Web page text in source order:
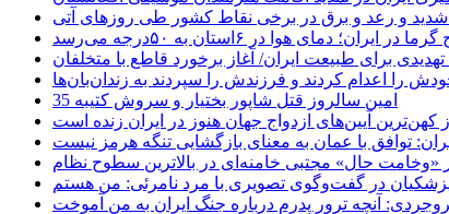
شدید و رعد و برق در برخی نقاط کشور طی روزهای آتی
ایران؛ دمای هوا در ۶استان به ۵۰درجه می‌رسد
برای طبیعت ایران/ آغاز برخورد قاطع با متخلفان
را اعدام کردند و فرزندش را سپردند به زندان‌بان‌ها
35 امین سالروز قتل شاپور بختیار و سروش کتیبه
کهن‌ترین آیین‌های ازدواج جهان هنوز در ایران زنده است
توافق با عمان به معنای بازگشایی تنگه هرمز نیست
«وخامت حال» مجتبی خامنه‌ای در بالاترین سطوح نظام
آنچه ترور پدرم درباره جنگ ایران به من آموخت